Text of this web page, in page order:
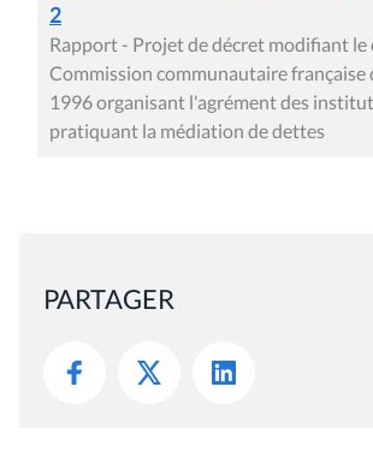
2
Rapport - Projet de décret modifiant le
Commission communautaire française
1996 organisant l'agrément des
pratiquant la médiation de dettes
PARTAGER